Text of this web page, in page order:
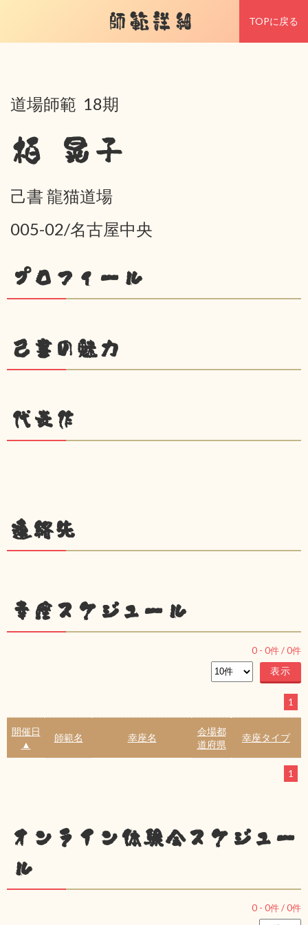
師範詳細 TOPに戻る
道場師範 18期
栢 晃子
己書 龍猫道場
005-02/名古屋中央
プロフィール
己書の魅力
代表作
連絡先
幸座スケジュール
0 - 0件 /0件
1
開催日
▲
師範名 幸座名
会場都
道府県
幸座タイプ
1
オンライン体験会スケジュー
ル
0 - 0件 /0件